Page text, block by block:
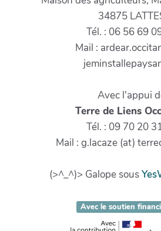
34875
Tél. : 06 56 69
Mail :
Avec l'appui
Terre de Liens
Tél. : 09 70 20
Mail : g.lacaze (at)
(>^_^)> Galope sous
Avec le soutien